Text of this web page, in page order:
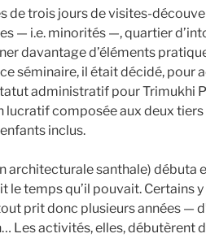
de trois jours de visites-
— i.e. minorités —, quartier
davantage d’éléments
séminaire, il était décidé, pour
administratif pour Trimukhi
lucratif composée aux deux
inclus.
santhale) débuta
le temps qu’il pouvait. Certains
prit donc plusieurs années —
Les activités, elles, débutèrent